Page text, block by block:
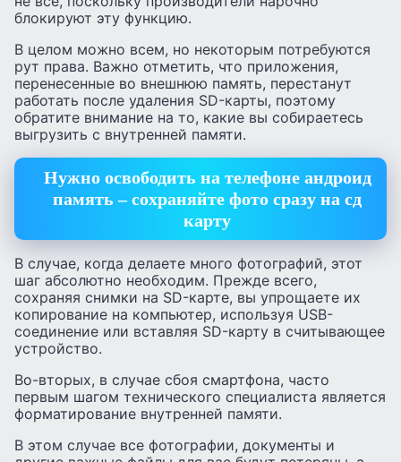
блокируют эту функцию.
В целом можно всем, но некоторым потребуются
рут права. Важно отметить, что приложения,
перенесенные во внешнюю память, перестанут
работать после удаления SD-карты, поэтому
обратите внимание на то, какие вы собираетесь
выгрузить с внутренней памяти.
Нужно освободить на телефоне андроид
память – сохраняйте фото сразу на сд
карту
В случае, когда делаете много фотографий, этот
шаг абсолютно необходим. Прежде всего,
сохраняя снимки на SD-карте, вы упрощаете их
копирование на компьютер, используя USB-
соединение или вставляя SD-карту в считывающее
устройство.
Во-вторых, в случае сбоя смартфона, часто
первым шагом технического специалиста является
форматирование внутренней памяти.
В этом случае все фотографии, документы и